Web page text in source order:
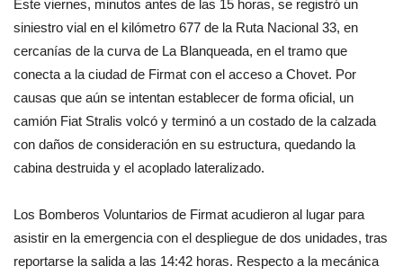
Este viernes, minutos antes de las 15 horas, se registró un
siniestro vial en el kilómetro 677 de la Ruta Nacional 33, en
cercanías de la curva de La Blanqueada, en el tramo que
conecta a la ciudad de Firmat con el acceso a Chovet. Por
causas que aún se intentan establecer de forma oficial, un
camión Fiat Stralis volcó y terminó a un costado de la calzada
con daños de consideración en su estructura, quedando la
cabina destruida y el acoplado lateralizado.
Los Bomberos Voluntarios de Firmat acudieron al lugar para
asistir en la emergencia con el despliegue de dos unidades, tras
reportarse la salida a las 14:42 horas. Respecto a la mecánica